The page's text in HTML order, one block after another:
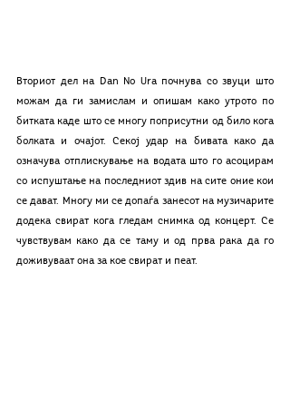
Вториот дел на Dan No Ura почнува со звуци што
можам да ги замислам и опишам како утрото по
битката каде што се многу поприсутни од било кога
болката и очајот. Секој удар на бивата како да
означува отплискување на водата што го асоцирам
со испуштање на последниот здив на сите оние кои
се дават. Многу ми се допаѓа занесот на музичарите
додека свират кога гледам снимка од концерт. Се
чувствувам како да се таму и од прва рака да го
доживуваат она за кое свират и пеат.